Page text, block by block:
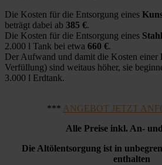
Die Kosten für die Entsorgung eines
beträgt dabei ab 385 €.
Die Kosten für die Entsorgung eines
2.000 l Tank bei etwa 660 €.
Der Aufwand und damit die Kosten einer
Verfüllung) sind weitaus höher, sie
3.000 l Erdtank.
*** ANGEBOT JETZT
Alle Preise inkl. An-
Die Altölentsorgung ist in
enthalten